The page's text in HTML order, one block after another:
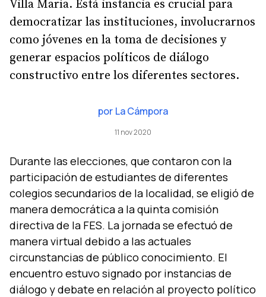
Villa María. Está instancia es crucial para
democratizar las instituciones, involucrarnos
como jóvenes en la toma de decisiones y
generar espacios políticos de diálogo
constructivo entre los diferentes sectores.
por La Cámpora
11 nov 2020
Durante las elecciones, que contaron con la
participación de estudiantes de diferentes
colegios secundarios de la localidad, se eligió de
manera democrática a la quinta comisión
directiva de la FES. La jornada se efectuó de
manera virtual debido a las actuales
circunstancias de público conocimiento. El
encuentro estuvo signado por instancias de
diálogo y debate en relación al proyecto político